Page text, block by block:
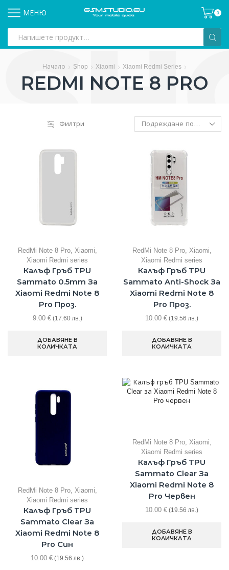
МЕНЮ 0
input
Начало Shop Xiaomi Xiaomi Redmi Series
REDMI NOTE 8 PRO
Филтри
RedMi Note 8 Pro, Xiaomi,
Xiaomi Redmi series
Калъф Гръб TPU
Sammato 0.5mm За
Xiaomi Redmi Note 8
Pro Проз.
9.00 €(17.60 лв.)
ДОБАВЯНЕ В
КОЛИЧКАТА
RedMi Note 8 Pro, Xiaomi,
Xiaomi Redmi series
Калъф Гръб TPU
Sammato Anti-Shock За
Xiaomi Redmi Note 8
Pro Проз.
10.00 € (19.56 лв.)
ДОБАВЯНЕ В
КОЛИЧКАТА
RedMi Note 8 Pro, Xiaomi
Xiaomi Redmi series
Калъф Гръб TPU
Sammato Clear За
Xiaomi Redmi Note 8
Pro Син
10.00 € (19.56 лв.)
RedMi Note 8 Pro, Xiaomi
Xiaomi Redmi series
Калъф Гръб TPU
Sammato Clear За
Xiaomi Redmi Note 8
Pro Червен
10.00 € (19.56 лв.)
ДОБАВЯНЕ В
КОЛИЧКАТА